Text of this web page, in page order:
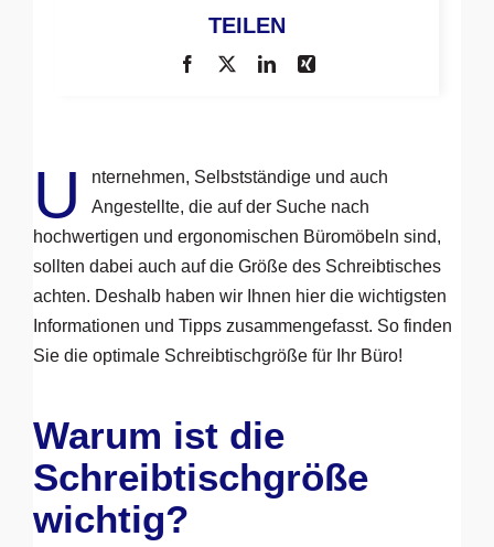
TEILEN
U
nternehmen, Selbstständige und auch
Angestellte, die auf der Suche nach
hochwertigen und ergonomischen Büromöbeln sind,
sollten dabei auch auf die Größe des Schreibtisches
achten. Deshalb haben wir Ihnen hier die wichtigsten
Informationen und Tipps zusammengefasst. So finden
Sie die optimale Schreibtischgröße für Ihr Büro!
Warum ist die
Schreibtischgröße
wichtig?